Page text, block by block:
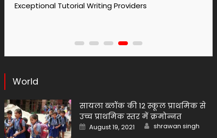
No1 Essay Writing Service Grabmyessay Com
World
सायला ब्लॉक की 12 स्कूल प्राथमिक से
उच्च प्राथमिक स्तर में क्रमोन्नत
Posted
on
August 19, 2021 Author
shrawan singh